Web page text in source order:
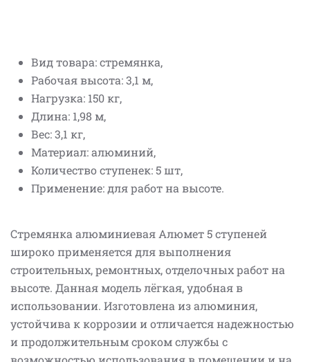
Вид товара: стремянка,
Рабочая высота: 3,1 м,
Нагрузка: 150 кг,
Длина: 1,98 м,
Вес: 3,1 кг,
Материал: алюминий,
Количество ступенек: 5 шт,
Применение: для работ на высоте.
Стремянка алюминиевая Алюмет 5 ступеней
широко применяется для выполнения
строительных, ремонтных, отделочных работ на
высоте. Данная модель лёгкая, удобная в
использовании. Изготовлена из алюминия,
устойчива к коррозии и отличается надежностью
и продолжительным сроком службы с